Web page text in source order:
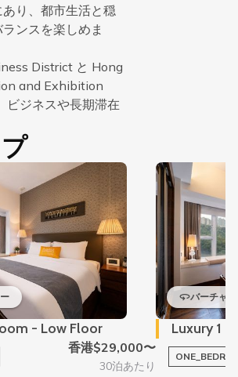
り、都市生活と穏
ンスを楽しめま
District と Hong
and Exhibition
ビジネスや長期滞在
- Low Floor
香港$29,000〜
30泊あたり
バーチャ
Luxury 1